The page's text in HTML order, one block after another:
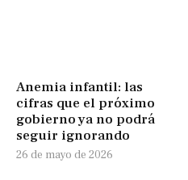
Anemia infantil: las
cifras que el próximo
gobierno ya no podrá
seguir ignorando
26 de mayo de 2026